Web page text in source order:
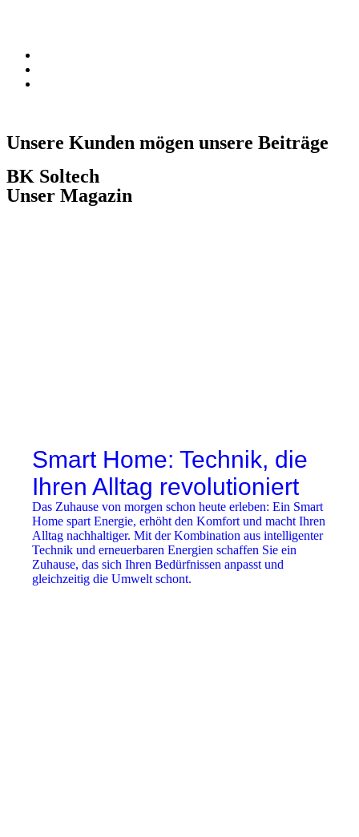
Unsere Kunden mögen unsere Beiträge
BK Soltech
Unser Magazin
Smart Home: Technik, die
Ihren Alltag revolutioniert
Das Zuhause von morgen schon heute erleben: Ein Smart
Home spart Energie, erhöht den Komfort und macht Ihren
Alltag nachhaltiger. Mit der Kombination aus intelligenter
Technik und erneuerbaren Energien schaffen Sie ein
Zuhause, das sich Ihren Bedürfnissen anpasst und
gleichzeitig die Umwelt schont.